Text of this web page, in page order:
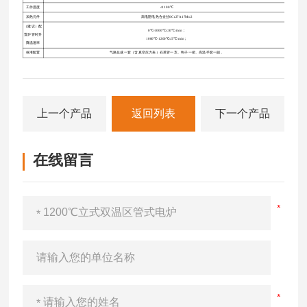
工作温度 ≤1100℃
加热元件 高电阻电热合金丝0Cr27A17Mo2
（建议）配
置炉管时升
降温速率
0℃-1000℃≤10℃/min；
1000℃-1200℃≤5℃/min；
标准配置 气路总成一套（含真空压力表）石英管一支、钩子一把、高温手套一副。
上一个产品 返回列表 下一个产品
在线留言